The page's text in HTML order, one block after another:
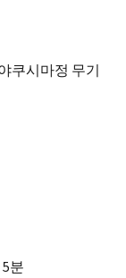
쿠시마정 무기
분